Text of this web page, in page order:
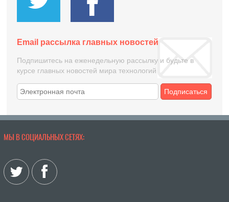
Email рассылка главных новостей
Подпишитесь на еженедельную рассылку и будьте в
курсе главных новостей мира технологий
Подписаться
МЫ В СОЦИАЛЬНЫХ СЕТЯХ: